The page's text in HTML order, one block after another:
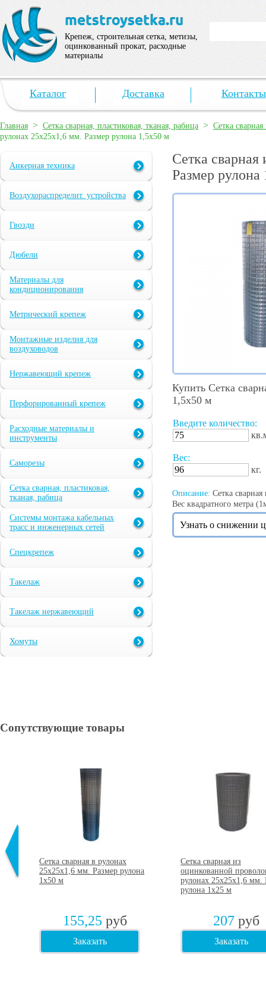
Крепеж, строительная сетка, метизы,
оцинкованный прокат, расходные
материалы
Каталог Доставка Контакты
Главная > Сетка сварная, пластиковая, тканая, рабица > Сетка
рулонах 25х25х1,6 мм. Размер рулона 1,5х50 м
Анкерная техника
Воздухораспределит. устройства
Гвозди
Дюбели
Материалы для
кондиционирования
Метрический крепеж
Монтажные изделия для
воздуховодов
Нержавеющий крепеж
Перфорированный крепеж
Расходные материалы и
инструменты
Саморезы
Сетка сварная, пластиковая,
тканая, рабица
Системы монтажа кабельных
трасс и инженерных сетей
Спецкрепеж
Такелаж
Такелаж нержавеющий
Хомуты
Сетка
Размер рулона
Купить Сетка
1,5х50 м
Введите количество:
Вес:
кг.
Описание: Сетка
Вес квадратного метра
Узнать о снижении
Сопутствующие товары
Сетка сварная в рулонах
25х25х1,6 мм. Размер рулона
1х50 м
155,25 руб
Заказать
Сетка сварная из
оцинкованной
рулонах 25х25х1,6 мм.
рулона 1х25 м
207 руб
Заказать